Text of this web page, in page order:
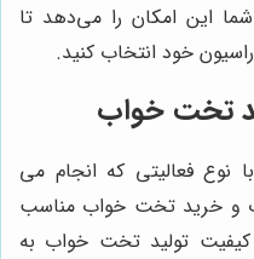
شما این امکان را می‌دهد تا
خود انتخاب کنید.
تخت خواب
نوع فعالیتی که انجام می
و خرید تخت خواب مناسب
کیفیت تولید تخت خواب به